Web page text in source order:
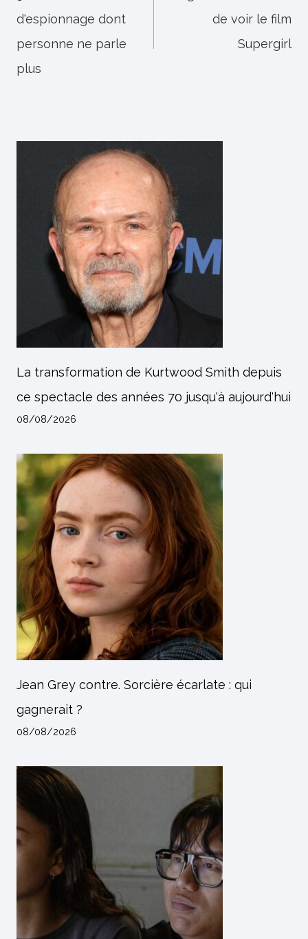
l’article
d'espionnage dont
personne ne parle
plus
de voir le film
Supergirl
La transformation de Kurtwood Smith depuis
ce spectacle des années 70 jusqu'à aujourd'hui
08/08/2026
Jean Grey contre. Sorcière écarlate : qui
gagnerait ?
08/08/2026